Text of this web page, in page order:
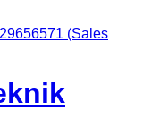
(Sales